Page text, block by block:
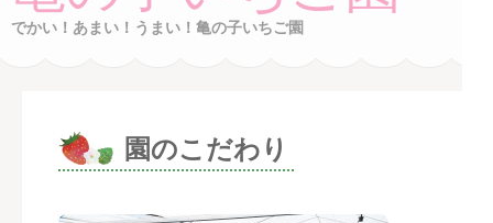
(Enter
でかい！あまい！うまい！亀の子いちご園
園のこだわり